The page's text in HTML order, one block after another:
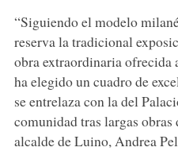
“Siguiendo el modelo
reserva la tradicional
obra extraordinaria
ha elegido un cuadro de
se entrelaza con la del
comunidad tras largas
alcalde de Luino, Andrea